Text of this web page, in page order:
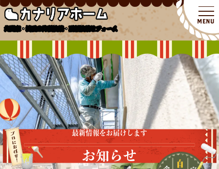
北関東・埼玉の外壁塗装・屋根塗装リフォーム
最新情報をお届けします
お知らせ